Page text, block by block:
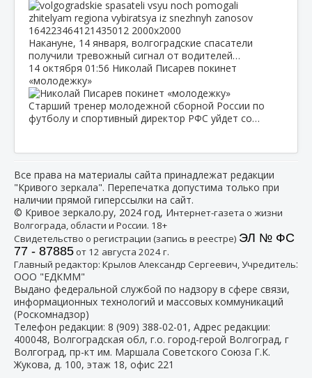
Накануне, 14 января, волгоградские спасатели
получили тревожный сигнал от водителей…
14 октября 01:56 Николай Писарев покинет
«молодежку»
Старший тренер молодежной сборной России по
футболу и спортивный директор РФС уйдет со…
Все права на материалы сайта принадлежат редакции
"Кривого зеркала". Перепечатка допустима только при
наличии прямой гиперссылки на сайт.
© Кривое зеркало.ру, 2024 год, Интернет-газета о жизни
Волгограда, области и России. 18+
Свидетельство о регистрации (запись в реестре) ЭЛ № ФС
77 - 87885от 12 августа 2024 г.
Главный редактор: Крылов Александр Сергеевич, Учредитель:
ООО "ЕДКММ"
Выдано федеральной службой по надзору в сфере связи,
информационных технологий и массовых коммуникаций
(Роскомнадзор)
Телефон редакции: 8 (909) 388-02-01 , Адрес редакции:
400048, Волгоградская обл, г.о. город-герой Волгоград, г
Волгоград, пр-кт им. Маршала Советского Союза Г.К.
Жукова, д. 100, этаж 18, офис 221